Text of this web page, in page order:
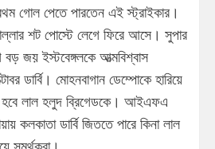
গোল পেতে পারতেন এই স্ট্রাইকার।
শট পোস্টে লেগে ফিরে আসে। সুপার
বড় জয় ইস্টবেঙ্গলকে আত্মবিশ্বাস
ডার্বি। মোহনবাগান ডেম্পোকে হারিয়ে
হবে লাল হলুদ ব্রিগেডকে। আইএফএ
কলকাতা ডার্বি জিততে পারে কিনা লাল